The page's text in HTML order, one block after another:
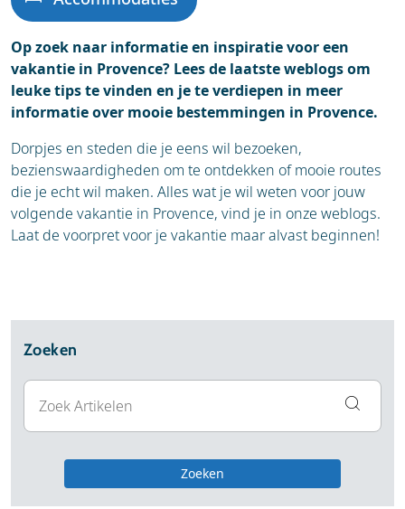
Op zoek naar informatie en inspiratie voor een
vakantie in Provence? Lees de laatste weblogs om
leuke tips te vinden en je te verdiepen in meer
informatie over mooie bestemmingen in Provence.
Dorpjes en steden die je eens wil bezoeken,
bezienswaardigheden om te ontdekken of mooie routes
die je echt wil maken. Alles wat je wil weten voor jouw
volgende vakantie in Provence, vind je in onze weblogs.
Laat de voorpret voor je vakantie maar alvast beginnen!
Zoeken
Zoeken